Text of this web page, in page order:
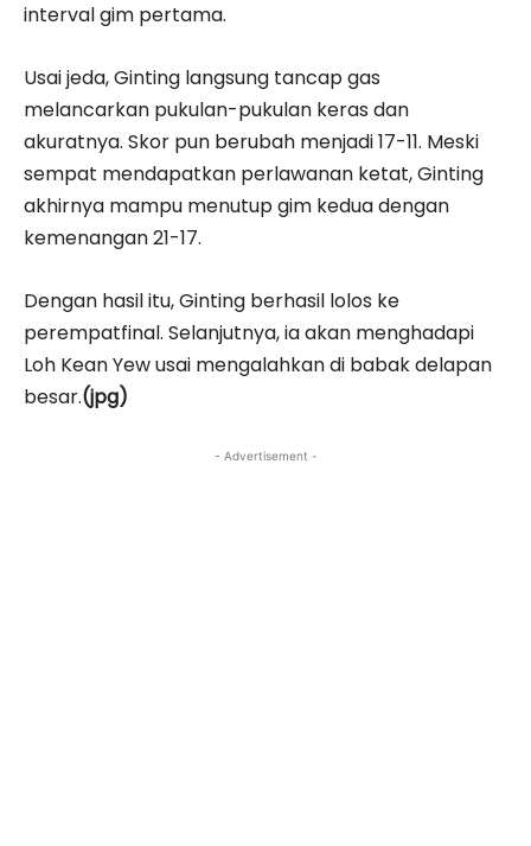
interval gim pertama.
Usai jeda, Ginting langsung tancap gas
melancarkan pukulan-pukulan keras dan
akuratnya. Skor pun berubah menjadi 17-11. Meski
sempat mendapatkan perlawanan ketat, Ginting
akhirnya mampu menutup gim kedua dengan
kemenangan 21-17.
Dengan hasil itu, Ginting berhasil lolos ke
perempatfinal. Selanjutnya, ia akan menghadapi
Loh Kean Yew usai mengalahkan di babak delapan
besar.(jpg)
- Advertisement -